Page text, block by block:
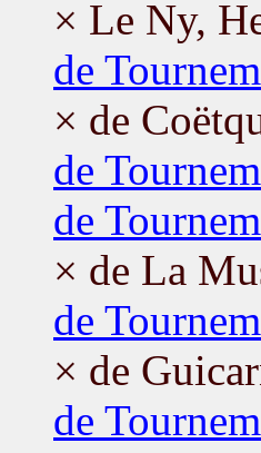
× Le Ny,
de
× de
de
de
× de La
de
× de
de